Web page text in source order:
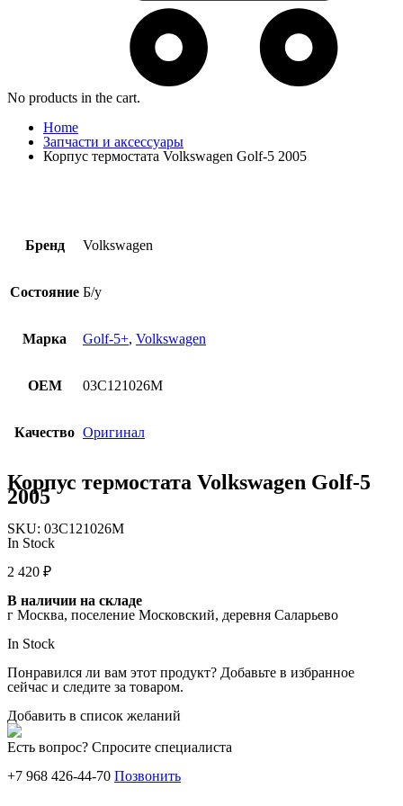
No products in the cart.
Home
Запчасти и аксессуары
Корпус термостата Volkswagen Golf-5 2005
Бренд Volkswagen
Состояние Б/у
Марка Golf-5+, Volkswagen
OEM 03C121026M
Качество Оригинал
Корпус термостата Volkswagen Golf-5
2005
SKU: 03C121026M
In Stock
2 420 ₽
В наличии на складе
г Москва, поселение Московский, деревня Саларьево
In Stock
Понравился ли вам этот продукт? Добавьте в избранное
сейчас и следите за товаром.
Добавить в список желаний
Есть вопрос? Спросите специалиста
+7 968 426-44-70 Позвонить